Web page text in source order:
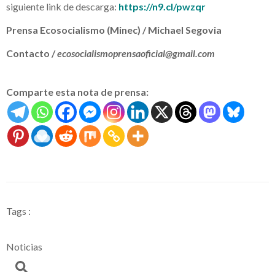
siguiente link de descarga: https://n9.cl/pwzqr
Prensa Ecosocialismo (Minec) / Michael Segovia
Contacto /ecosocialismoprensaoficial@gmail.com
Comparte esta nota de prensa:
Tags :
Noticias